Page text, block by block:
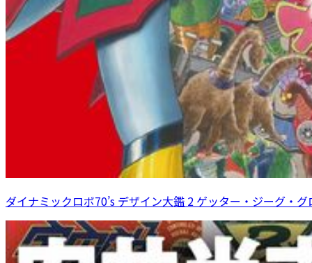
ダイナミックロボ70’s デザイン大鑑 2 ゲッター・ジーグ・